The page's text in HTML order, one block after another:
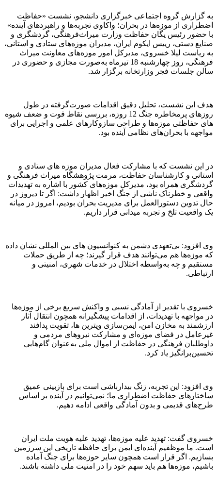
به گزارش گروه اجتماعی خبرگزاری دانشجو، نشست «حفاظت
اضطراری از موزه‌ها در بحران؛ واکاوی تجربه‌ها و راهبردهای آینده»
با حضور رئیس یگان حفاظت وزارت میراث‌فرهنگی، گردشگری و
صنایع دستی، رییس ایکوم ایران، مدیران موزه‌های ستادی و استانی،
به ریاست لیلا خسروی، مدیرکل امور موزه‌های معاونت میراث
فرهنگی، روز چهارشنبه 18 تیرماه به‌صورت مجازی و حضوری در
سالن جلسات فجر وزارتخانه برگزار شد.
هدف این نشست، تحلیل دقیق اقدامات صورت‌گرفته در طول
روزهای پرمخاطره جنگ 12 روزه، بررسی نقاط قوت و ضعف شیوه
های حفاظتی موزه‌ها و طراحی سازوکارهای علمی و اجرایی برای
مواجهه با بحران‌های نظامی آینده بود.
در این نشست که با مشارکت فعال مدیران موزه های ستادی و
استانی و کارشناسان حفاظت، مرمت پژوهشگاه میراث فرهنگی و
گردشگری همراه بود، مدیرکل موزه‌های کشور با اشاره به تهدیدات
واقعی و خطرناک ناشی از جنگ اخیر اظهار داشت: اگر تا دیروز در
حال تدوین دستورالعمل برای مدیریت بحران بودیم، امروز در میانه‌
یک واقعیت تلخ و تجربه‌ میدانی قرار داریم.
وی افزود: بی‌تعهدی دشمن به کنوانسیون های بین المللی نشان داده
که موزه‌ها هم می‌توانند هدف قرار گیرند؛ چه از طریق حملات
مستقیم و چه به‌واسطه اختلال در خدمات شهری، امنیتی و
ارتباطی.
خسروی با تقدیر از آمادگی نسبی و واکنش سریع برخی از موزه‌ها
در مواجهه با تهدیدات، از اقدامات پیشگیرانه همچون انتقال آثار
ارزشمند به مخازن امن، ایمن‌سازی ویترین ها، تقویت پدافند
غیرعامل در فضای موزه‌ای و مشارکت نیروهای مردمی و
داوطلبان فرهنگی در حفاظت از اموال ملی به‌عنوان گام‌هایی
تحسین‌برانگیز یاد کرد.
وی افزود: این‌ تجربه، زنگ بیدارباشی است برای بازبینی عمیق
ساختارهای حفاظت اضطراری ما؛ نمی‌توانیم در آینده بر اساس
طرح‌های قدیمی و بدون آمادگی واقعی ادامه دهیم.
خسروی گفت: تهدید علیه موزه‌ها، تهدید علیه هویت ملت ایران
است. ما موظفیم آینده‌ای ایمن برای حافظه تاریخی این سرزمین
بسازیم. اگر قرار است همچون سایر حوزه‌ها برای جنگ آماده
باشیم، موزه‌ها هم باید سهم خود را در امنیت ملی داشته باشند.